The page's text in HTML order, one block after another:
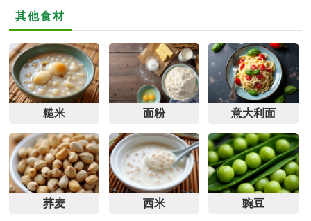
其他食材
糙米 面粉 意大利面
荞麦 西米 豌豆